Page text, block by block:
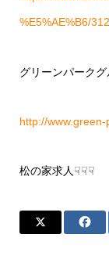
%E5%AE%B6/
グリーンパーク
http://
松の家求人☟☟☟